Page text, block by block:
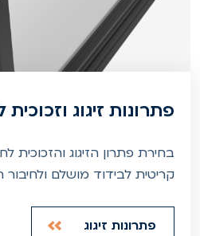
פתרונות זיגוג וזכוכית
בחירת פתרון הזיגוג והזכוכית
קריטית לבידוד מושלם ולחיבור
פתרונות זיגוג